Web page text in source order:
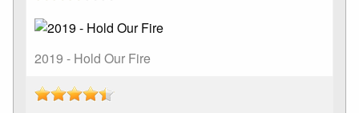
2019 - Hold Our Fire